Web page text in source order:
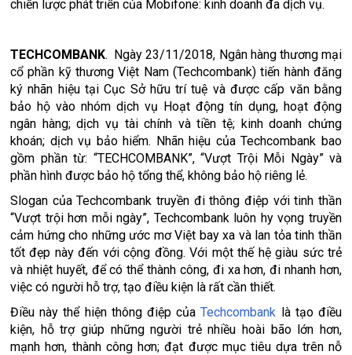
chiến lược phát triển của Mobifone: kinh doanh đa dịch vụ.
TECHCOMBANK. Ngày 23/11/2018, Ngân hàng thương mại
cổ phần kỹ thương Việt Nam (Techcombank) tiến hành đăng
ký nhãn hiệu tại Cục Sở hữu trí tuệ và được cấp văn bằng
bảo hộ vào nhóm dịch vụ Hoạt động tín dụng, hoạt động
ngân hàng; dịch vụ tài chính và tiền tệ; kinh doanh chứng
khoán; dịch vụ bảo hiểm. Nhãn hiệu của Techcombank bao
gồm phần từ: “TECHCOMBANK”, “Vượt Trội Mỗi Ngày” và
phần hình được bảo hộ tổng thể, không bảo hộ riêng lẻ.
Slogan của Techcombank truyền đi thông điệp với tinh thần
“Vượt trội hơn mỗi ngày”, Techcombank luôn hy vọng truyền
cảm hứng cho những ước mơ Việt bay xa và lan tỏa tinh thần
tốt đẹp này đến với cộng đồng. Với một thế hệ giàu sức trẻ
và nhiệt huyết, để có thể thành công, đi xa hơn, đi nhanh hơn,
việc có người hỗ trợ, tạo điều kiện là rất cần thiết.
Điều này thể hiện thông điệp củaTechcombank là tạo điều
kiện, hỗ trợ giúp những người trẻ nhiều hoài bão lớn hơn,
mạnh hơn, thành công hơn; đạt được mục tiêu dựa trên nỗ